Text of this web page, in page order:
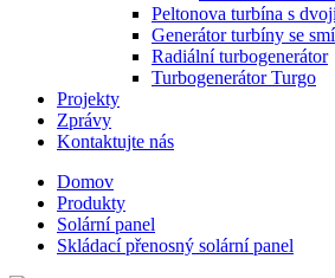
Peltonova turbína s
Generátor turbíny se
Radiální turbogenerátor
Turbogenerátor Turgo
Projekty
Zprávy
Kontaktujte nás
Domov
Produkty
Solární panel
Skládací přenosný solární panel